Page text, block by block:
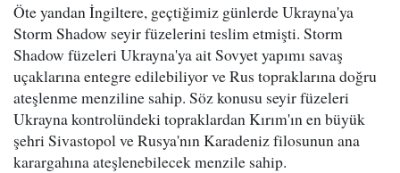
Öte yandan İngiltere, geçtiğimiz günlerde Ukrayna'ya
Storm Shadow seyir füzelerini teslim etmişti. Storm
Shadow füzeleri Ukrayna'ya ait Sovyet yapımı savaş
uçaklarına entegre edilebiliyor ve Rus topraklarına doğru
ateşlenme menziline sahip. Söz konusu seyir füzeleri
Ukrayna kontrolündeki topraklardan Kırım'ın en büyük
şehri Sivastopol ve Rusya'nın Karadeniz filosunun ana
karargahına ateşlenebilecek menzile sahip.